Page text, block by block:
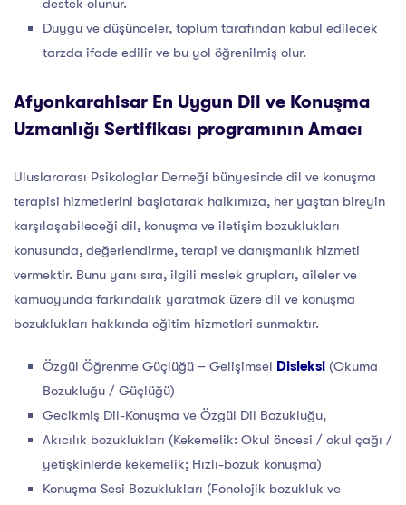
destek olunur.
Duygu ve düşünceler, toplum tarafından kabul edilecek
tarzda ifade edilir ve bu yol öğrenilmiş olur.
Afyonkarahisar En Uygun Dil ve Konuşma
Uzmanlığı Sertifikası programının Amacı
Uluslararası Psikologlar Derneği bünyesinde dil ve konuşma
terapisi hizmetlerini başlatarak halkımıza, her yaştan bireyin
karşılaşabileceği dil, konuşma ve iletişim bozuklukları
konusunda, değerlendirme, terapi ve danışmanlık hizmeti
vermektir. Bunu yanı sıra, ilgili meslek grupları, aileler ve
kamuoyunda farkındalık yaratmak üzere dil ve konuşma
bozuklukları hakkında eğitim hizmetleri sunmaktır.
Özgül Öğrenme Güçlüğü – Gelişimsel Disleksi (Okuma
Bozukluğu / Güçlüğü)
Gecikmiş Dil-Konuşma ve Özgül Dil Bozukluğu,
Akıcılık bozuklukları (Kekemelik: Okul öncesi / okul çağı /
yetişkinlerde kekemelik; Hızlı-bozuk konuşma)
Konuşma Sesi Bozuklukları (Fonolojik bozukluk ve